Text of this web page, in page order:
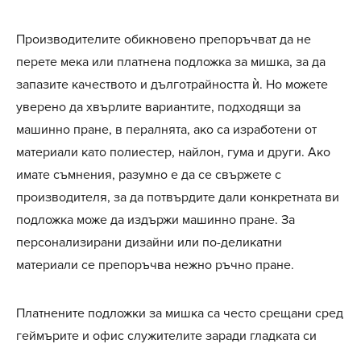
Производителите обикновено препоръчват да не
перете мека или платнена подложка за мишка, за да
запазите качеството и дълготрайността ѝ. Но можете
уверено да хвърлите вариантите, подходящи за
машинно пране, в пералнята, ако са изработени от
материали като полиестер, найлон, гума и други. Ако
имате съмнения, разумно е да се свържете с
производителя, за да потвърдите дали конкретната ви
подложка може да издържи машинно пране. За
персонализирани дизайни или по-деликатни
материали се препоръчва нежно ръчно пране.
Платнените подложки за мишка са често срещани сред
геймърите и офис служителите заради гладката си